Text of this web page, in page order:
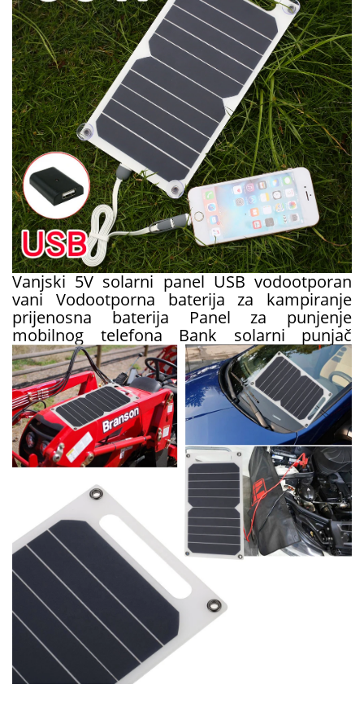
Vanjski 5V solarni panel USB vodootporan
vani Vodootporna baterija za kampiranje
prijenosna baterija Panel za punjenje
mobilnog telefona Bank solarni punjač